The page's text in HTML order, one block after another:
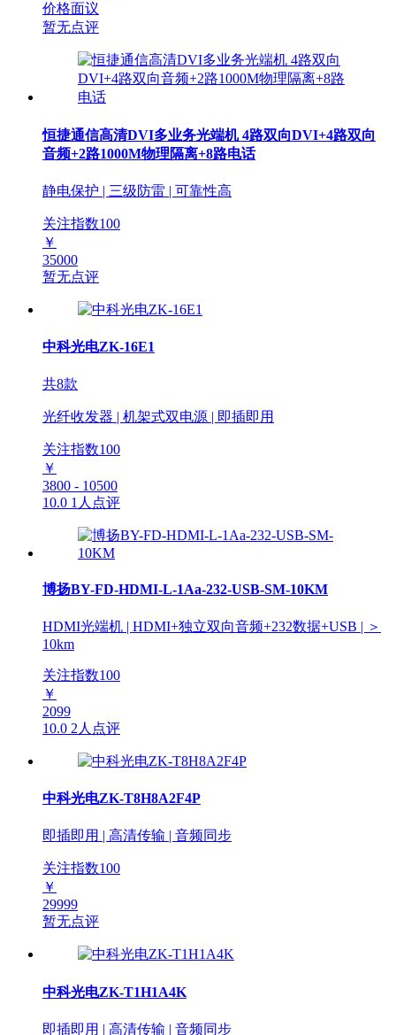
价格面议
暂无点评
恒捷通信高清DVI多业务光端机 4路双向DVI+4路双向
音频+2路1000M物理隔离+8路电话
静电保护 | 三级防雷 | 可靠性高
关注指数100
￥
35000
暂无点评
中科光电ZK-16E1
共8款
光纤收发器 | 机架式双电源 | 即插即用
关注指数100
￥
3800 - 10500
10.0 1人点评
博扬BY-FD-HDMI-L-1Aa-232-USB-SM-10KM
HDMI光端机 | HDMI+独立双向音频+232数据+USB | ＞
10km
关注指数100
￥
2099
10.0 2人点评
中科光电ZK-T8H8A2F4P
即插即用 | 高清传输 | 音频同步
关注指数100
￥
29999
暂无点评
中科光电ZK-T1H1A4K
即插即用 | 高清传输 | 音频同步